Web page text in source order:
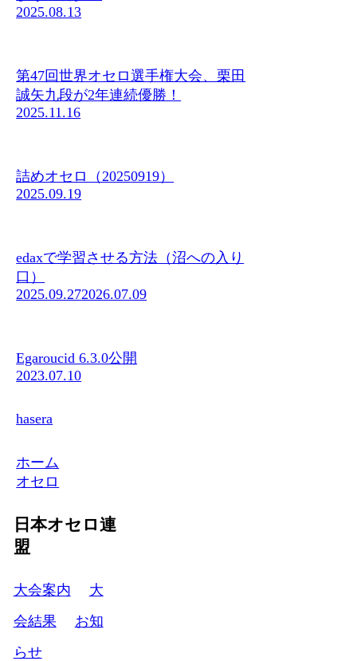
2025.08.13
第47回世界オセロ選手権大会、栗田
誠矢九段が2年連続優勝！
2025.11.16
詰めオセロ（20250919）
2025.09.19
edaxで学習させる方法（沼への入り
口）
2025.09.272026.07.09
Egaroucid 6.3.0公開
2023.07.10
hasera
ホーム
オセロ
日本オセロ連
盟
大会案内
大
会結果
お知
らせ